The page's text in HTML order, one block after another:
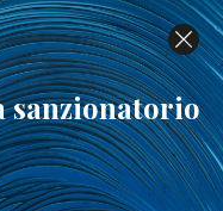
sanzionatorio